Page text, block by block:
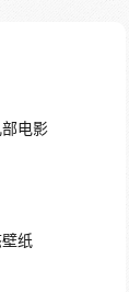
电影
纸